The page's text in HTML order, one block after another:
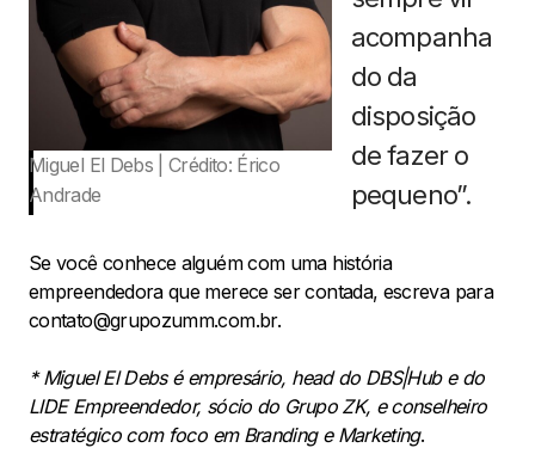
Miguel El Debs | Crédito: Érico
Andrade
acompanha
do da
disposição
de fazer o
pequeno”.
Se você conhece alguém com uma história
empreendedora que merece ser contada, escreva para
contato@grupozumm.com.br.
* Miguel El Debs é empresário, head do DBS|Hub e do
LIDE Empreendedor, sócio do Grupo ZK, e conselheiro
estratégico com foco em Branding e Marketing.